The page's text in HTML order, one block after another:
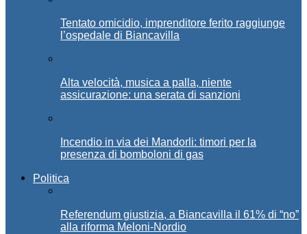
Tentato omicidio, imprenditore ferito raggiunge
l’ospedale di Biancavilla
Alta velocità, musica a palla, niente
assicurazione: una serata di sanzioni
Incendio in via dei Mandorli: timori per la
presenza di bomboloni di gas
Politica
Referendum giustizia, a Biancavilla il 61% di “no”
alla riforma Meloni-Nordio